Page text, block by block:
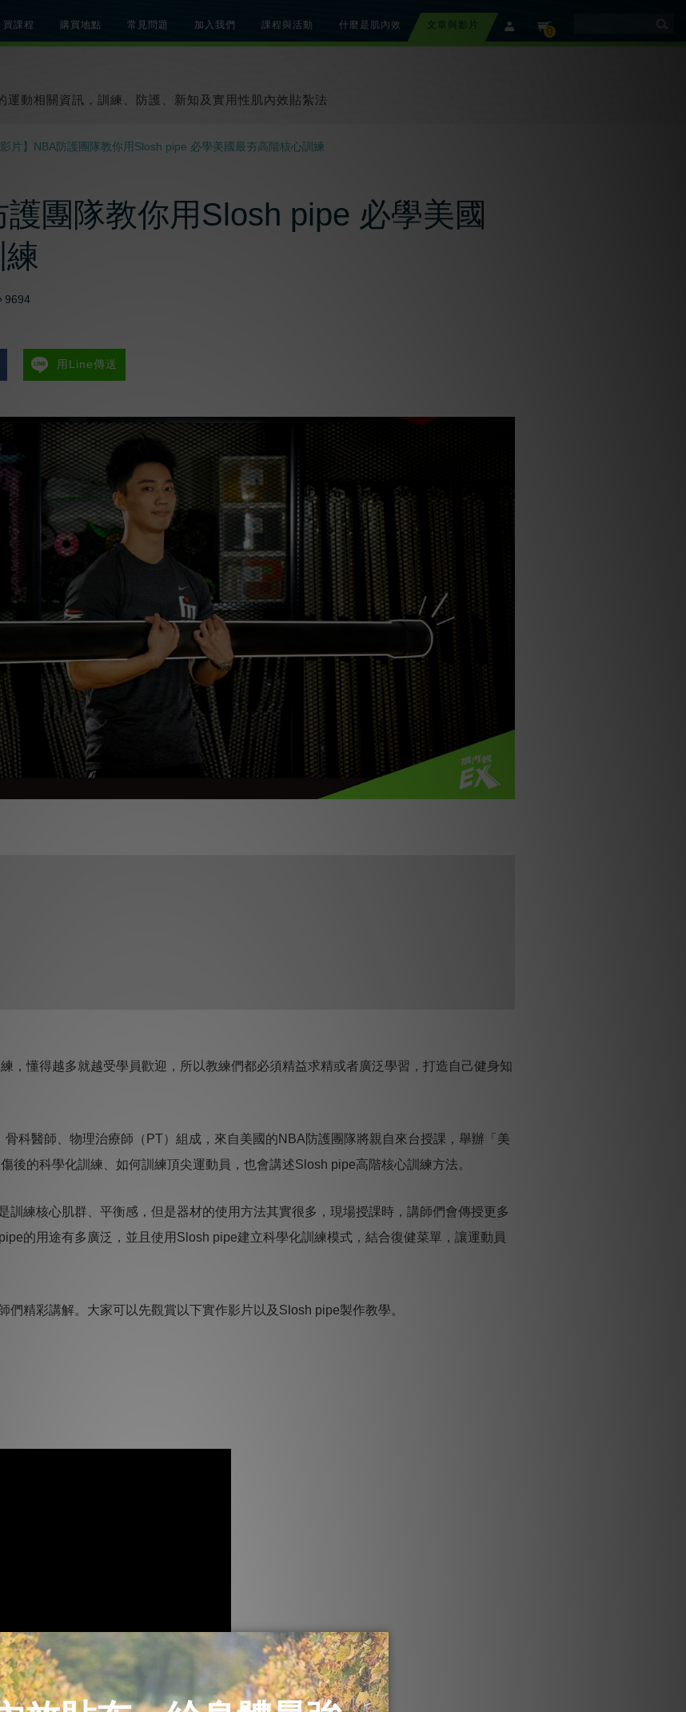
cart 0
member
買課程 購買地點 常見問題 加入我們
課程與活動
什麼是肌內效
文章與影片
運動相關資訊，訓練、防護、新知及實用性肌內效貼紮法
影片】NBA防護團隊教你用Slosh pipe 必學美國最夯高階核心訓練
護團隊教你用Slosh pipe 必學美國
9694
用Line傳送
，懂得越多就越受學員歡迎，所以教練們都必須精益求精或者廣泛學習，打造自己健身知
骨科醫師、物理治療師（ PT）組成，來自美國的NBA防護團隊將親自來台授課，舉辦「美
後的科學化訓練、如何訓練頂尖運動員，也會講述Slosh pipe高階核心訓練方法。
訓練核心肌群、平衡感，但是器材的使用方法其實很多，現場授課時，講師們會傳授更多
的用途有多廣泛，並且使用 Slosh pipe建立科學化訓練模式，結合復健菜單，讓運動員
們精彩講解。大家可以先觀賞以下實作影片以及 Slosh pipe製作教學。